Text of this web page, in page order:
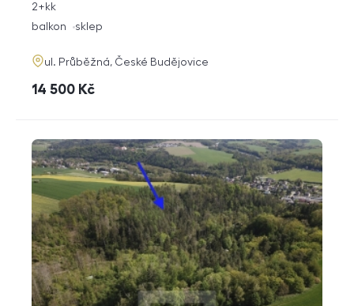
rozměry
2+kk
funkce
balkon sklep
adresa
ul. Průběžná, České Budějovice
cena
14 500 Kč